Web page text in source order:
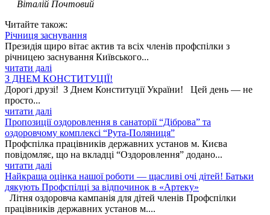
Віталій Почтовий
Читайте також:
Річниця заснування
Президія щиро вітає актив та всіх членів профспілки з
річницею заснування Київського...
читати далі
З ДНЕМ КОНСТИТУЦІЇ!
Дорогі друзі! З Днем Конституції України! Цей день — не
просто...
читати далі
Пропозиції оздоровлення в санаторії “Діброва” та
оздоровчому комплексі “Рута-Поляниця”
Профспілка працівників державних установ м. Києва
повідомляє, що на вкладці “Оздоровлення” додано...
читати далі
Найкраща оцінка нашої роботи — щасливі очі дітей! Батьки
дякують Профспілці за відпочинок в «Артеку»
Літня оздоровча кампанія для дітей членів Профспілки
працівників державних установ м....